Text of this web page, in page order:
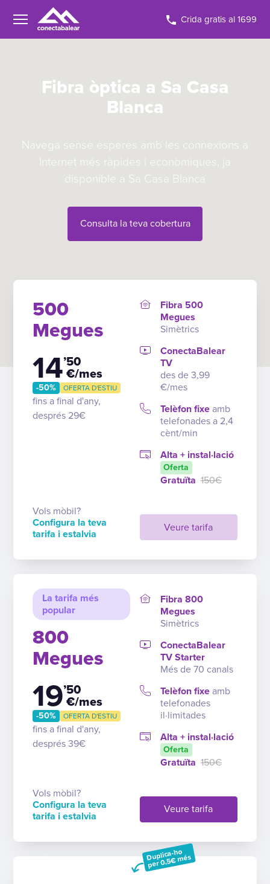
Crida gratis al 1699
Fibra òptica a Sa Casa
Blanca
Navega sense esperes amb les connexions a
Internet més ràpides i econòmiques, ja
disponible a Sa Casa Blanca
Consulta la teva cobertura
500
Megues
14’50
€/mes
-50% OFERTA D'ESTIU
fins a final d'any,
després 29€
Veure tarifa
Fibra 500
Megues
Simètrics
ConectaBalear
TV
des de 3,99
€/mes
Telèfon fixe amb
telefonades a 2,4
cènt/min
Alta + instal·lació
Oferta
Gratuïta 150€
Vols mòbil?
Configura la teva
tarifa i estalvia
La tarifa més
popular
800
Megues
19’50
€/mes
-50% OFERTA D'ESTIU
fins a final d'any,
després 39€
Veure tarifa
Fibra 800
Megues
Simètrics
ConectaBalear
TV Starter
Més de 70 canals
Telèfon fixe amb
telefonades
il·limitades
Alta + instal·lació
Oferta
Gratuïta 150€
Vols mòbil?
Configura la teva
tarifa i estalvia
Duplica-ho
per 0,5€ més